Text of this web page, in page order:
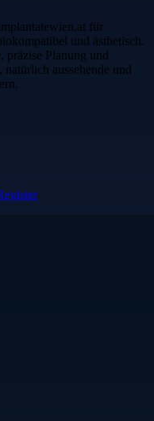
für
und ästhetisch.
präzise Planung und
aussehende und